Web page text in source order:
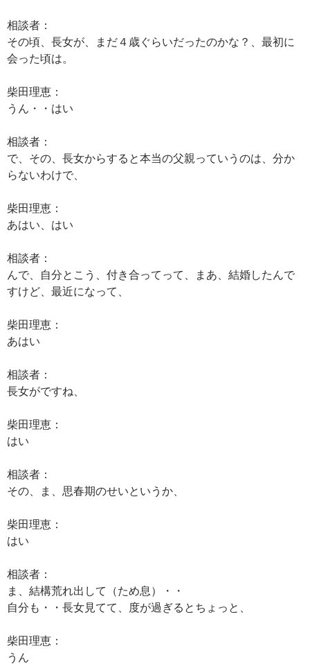
相談者：
その頃、長女が、まだ４歳ぐらいだったのかな？、最初に
会った頃は。
柴田理恵：
うん・・はい
相談者：
で、その、長女からすると本当の父親っていうのは、分か
らないわけで、
柴田理恵：
あはい、はい
相談者：
んで、自分とこう、付き合ってって、まあ、結婚したんで
すけど、最近になって、
柴田理恵：
あはい
相談者：
長女がですね、
柴田理恵：
はい
相談者：
その、ま、思春期のせいというか、
柴田理恵：
はい
相談者：
ま、結構荒れ出して（ため息）・・
自分も・・長女見てて、度が過ぎるとちょっと、
柴田理恵：
うん